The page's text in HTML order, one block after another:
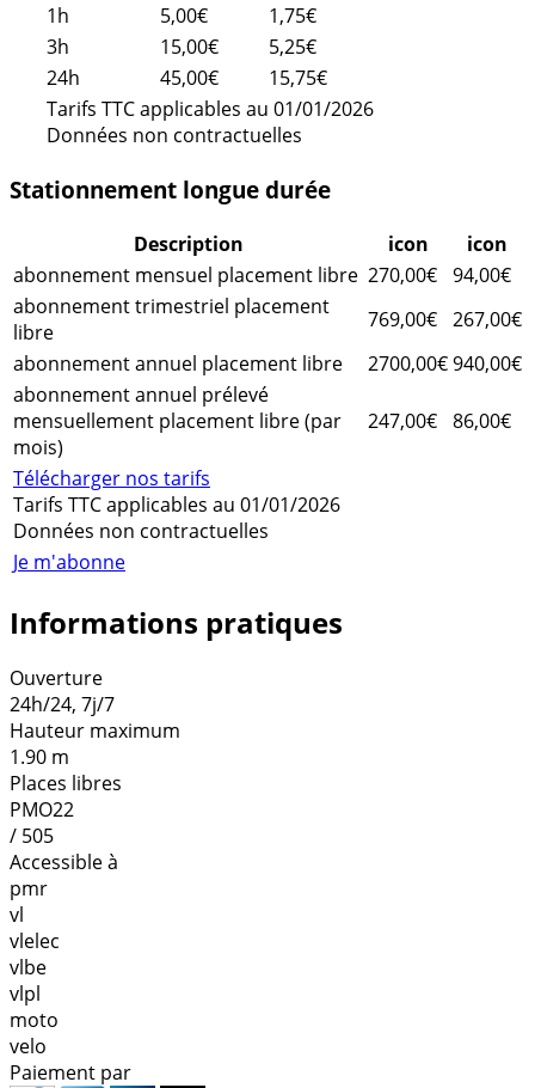
1h
5,00€
1,75€
3h
15,00€
5,25€
24h
45,00€
15,75€
Tarifs TTC applicables au 01/01/2026
Données non contractuelles
Stationnement longue durée
Description icon icon
Je m'abonne
abonnement mensuel placement libre 270,00€ 94,00€
abonnement trimestriel placement
libre
769,00€ 267,00€
abonnement annuel placement libre
2700,00€940,00€
abonnement annuel prélevé
mensuellement placement libre (par
mois)
247,00€ 86,00€
Télécharger nos tarifs
Tarifs TTC applicables au 01/01/2026
Données non contractuelles
Informations pratiques
Ouverture
24h/24, 7j/7
Hauteur maximum
1.90 m
Places libres
PMO22
/ 505
Accessible à
pmr
vl
vlelec
vlbe
vlpl
moto
velo
Paiement par